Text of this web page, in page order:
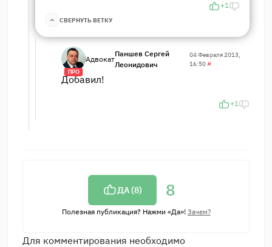
+1
СВЕРНУТЬ ВЕТКУ
ПРО
Адвокат
Паншев Сергей
Леонидович
04 Февраля 2013,
16:50#
Добавил!
+1
ДА (8) 8
Полезная публикация? Нажми «Да»! Зачем?
Для комментирования необходимо